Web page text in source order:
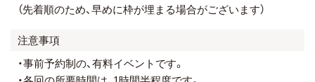
（先着順のため、早めに枠が埋まる場合がございます）
注意事項
・事前予約制の、有料イベントです。